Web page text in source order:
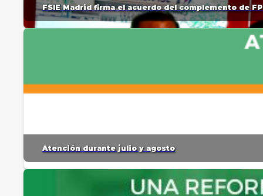
FSIE Madrid firma el acuerdo del complemento de
Atención durante julio y agosto